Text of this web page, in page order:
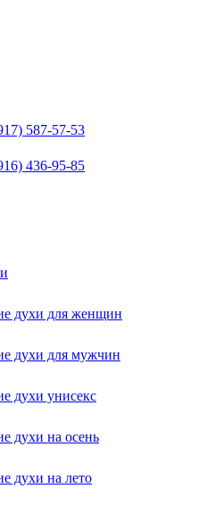
587-57-53
436-95-85
духи для женщин
духи для мужчин
духи унисекс
духи на осень
духи на лето